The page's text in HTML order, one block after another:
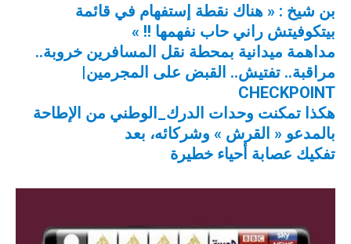
بن شيخ : « هناك نقطة إستفهام في قائمة
بيتكوفيتش راني حاب نفهمها !! »
مداهمة ميدانية بمحطة نقل المسافرين خروبة..
مراقبة.. تفتيش.. القبض على المجرمين|
CHECKPOINT
هكذا تمكنت وحدات الدرك_الوطني من الإطاحة
بالمدعو « القرش » وشركائه، بعد
تفكيك عصابة أحياء خطيرة